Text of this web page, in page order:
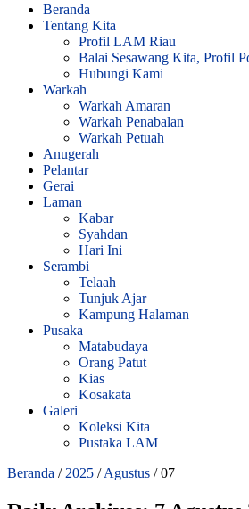
Beranda
Tentang Kita
Profil LAM Riau
Balai Sesawang Kita, Profil
Hubungi Kami
Warkah
Warkah Amaran
Warkah Penabalan
Warkah Petuah
Anugerah
Pelantar
Gerai
Laman
Kabar
Syahdan
Hari Ini
Serambi
Telaah
Tunjuk Ajar
Kampung Halaman
Pusaka
Matabudaya
Orang Patut
Kias
Kosakata
Galeri
Koleksi Kita
Pustaka LAM
Beranda / 2025 / Agustus / 07